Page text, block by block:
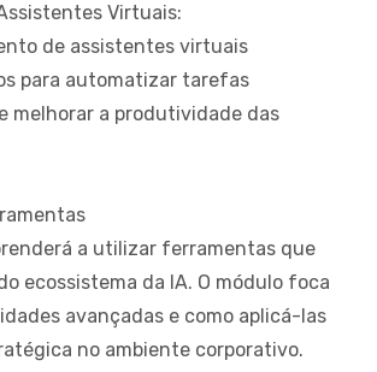
Virtuais:
de assistentes virtuais
para automatizar tarefas
melhorar a produtividade das
a utilizar ferramentas que
ecossistema da IA. O módulo foca
avançadas e como aplicá-las
no ambiente corporativo.